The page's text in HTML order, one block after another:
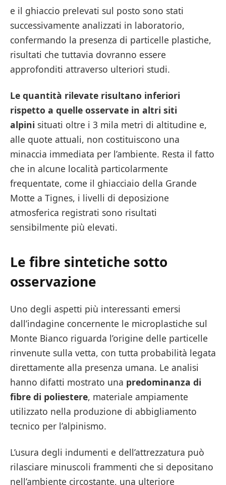
e il ghiaccio prelevati sul posto sono stati
successivamente analizzati in laboratorio,
confermando la presenza di particelle plastiche,
risultati che tuttavia dovranno essere
approfonditi attraverso ulteriori studi.
Le quantità rilevate risultano inferiori
rispetto a quelle osservate in altri siti
alpini situati oltre i 3 mila metri di altitudine e,
alle quote attuali, non costituiscono una
minaccia immediata per l’ambiente. Resta il fatto
che in alcune località particolarmente
frequentate, come il ghiacciaio della Grande
Motte a Tignes, i livelli di deposizione
atmosferica registrati sono risultati
sensibilmente più elevati.
Le fibre sintetiche sotto
osservazione
Uno degli aspetti più interessanti emersi
dall’indagine concernente le microplastiche sul
Monte Bianco riguarda l’origine delle particelle
rinvenute sulla vetta, con tutta probabilità legata
direttamente alla presenza umana. Le analisi
hanno difatti mostrato una predominanza di
fibre di poliestere, materiale ampiamente
utilizzato nella produzione di abbigliamento
tecnico per l’alpinismo.
L’usura degli indumenti e dell’attrezzatura può
rilasciare minuscoli frammenti che si depositano
nell’ambiente circostante, una ulteriore